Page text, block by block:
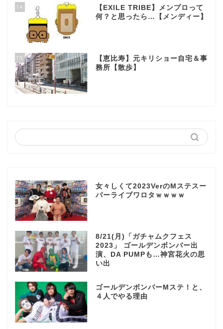
14
【EXILE TRIBE】メンプロって
何？と思ったら…【メンディー】
15
【恵比寿】元キリショー自宅＆事
務所【散歩】
女々しくて2023VerのMステスー
パーライブワロタｗｗｗｗ
8/21(月)「ガチャムクフェス
2023」 ゴールデンボンバー出
演、DA PUMPも…神宮花火の思
い出
ゴールデンボンバーMステ！と、
４人でやる理由